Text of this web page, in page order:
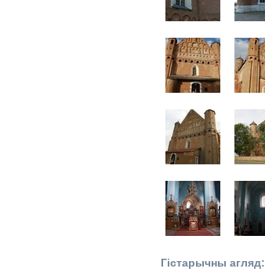
Гістарычны агляд: